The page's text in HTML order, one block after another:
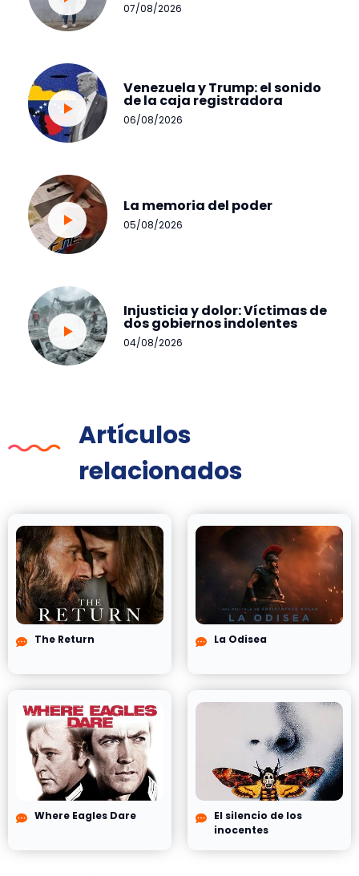
07/08/2026
Venezuela y Trump: el sonido
de la caja registradora
06/08/2026
La memoria del poder
05/08/2026
Injusticia y dolor: Víctimas de
dos gobiernos indolentes
04/08/2026
Artículos
relacionados
The Return La Odisea
Where Eagles Dare
El silencio de los
inocentes